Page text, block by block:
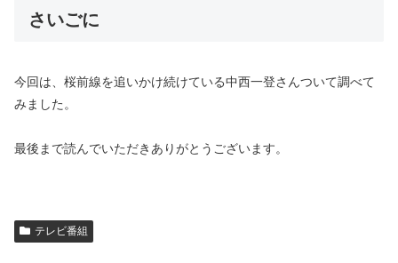
さいごに
今回は、 桜前線を追いかけ続けている中西一登さんついて調べて
みました。
最後まで読んでいただきありがとうございます。
テレビ番組